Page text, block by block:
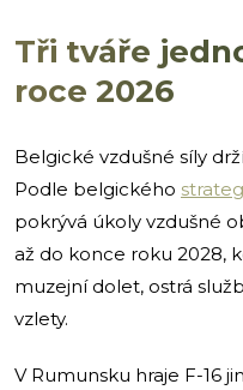
Tři tváře
roce 2026
Belgické vzdušné síly
Podle belgického
pokrývá úkoly vzdušné
až do konce roku 2028,
muzejní dolet, ostrá
vzlety.
V Rumunsku hraje F-16